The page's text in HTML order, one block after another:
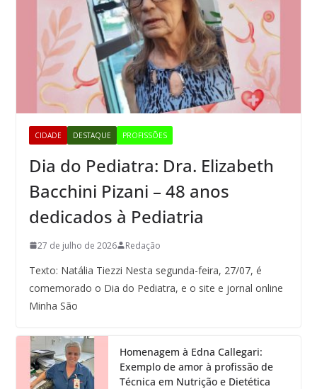
CIDADE DESTAQUE PROFISSÕES
Dia do Pediatra: Dra. Elizabeth
Bacchini Pizani – 48 anos
dedicados à Pediatria
27 de julho de 2026 Redação
Texto: Natália Tiezzi Nesta segunda-feira, 27/07, é
comemorado o Dia do Pediatra, e o site e jornal online
Minha São
Homenagem à Edna Callegari:
Exemplo de amor à profissão de
Técnica em Nutrição e Dietética